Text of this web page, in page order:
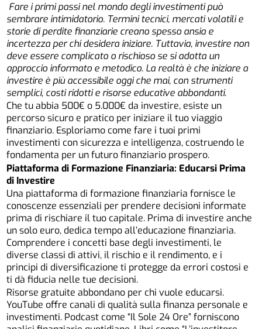
Fare i primi passi nel mondo degli investimenti può
sembrare intimidatorio. Termini tecnici, mercati volatili e
storie di perdite finanziarie creano spesso ansia e
incertezza per chi desidera iniziare. Tuttavia, investire non
deve essere complicato o rischioso se si adotta un
approccio informato e metodico. La realtà è che iniziare a
investire è più accessibile oggi che mai, con strumenti
semplici, costi ridotti e risorse educative abbondanti.
Che tu abbia 500€ o 5.000€ da investire, esiste un
percorso sicuro e pratico per iniziare il tuo viaggio
finanziario. Esploriamo come fare i tuoi primi
investimenti con sicurezza e intelligenza, costruendo le
fondamenta per un futuro finanziario prospero.
Piattaforma di Formazione Finanziaria: Educarsi Prima
di Investire
Una piattaforma di formazione finanziaria fornisce le
conoscenze essenziali per prendere decisioni informate
prima di rischiare il tuo capitale. Prima di investire anche
un solo euro, dedica tempo all’educazione finanziaria.
Comprendere i concetti base degli investimenti, le
diverse classi di attivi, il rischio e il rendimento, e i
principi di diversificazione ti protegge da errori costosi e
ti dà fiducia nelle tue decisioni.
Risorse gratuite abbondano per chi vuole educarsi.
YouTube offre canali di qualità sulla finanza personale e
investimenti. Podcast come “Il Sole 24 Ore” forniscono